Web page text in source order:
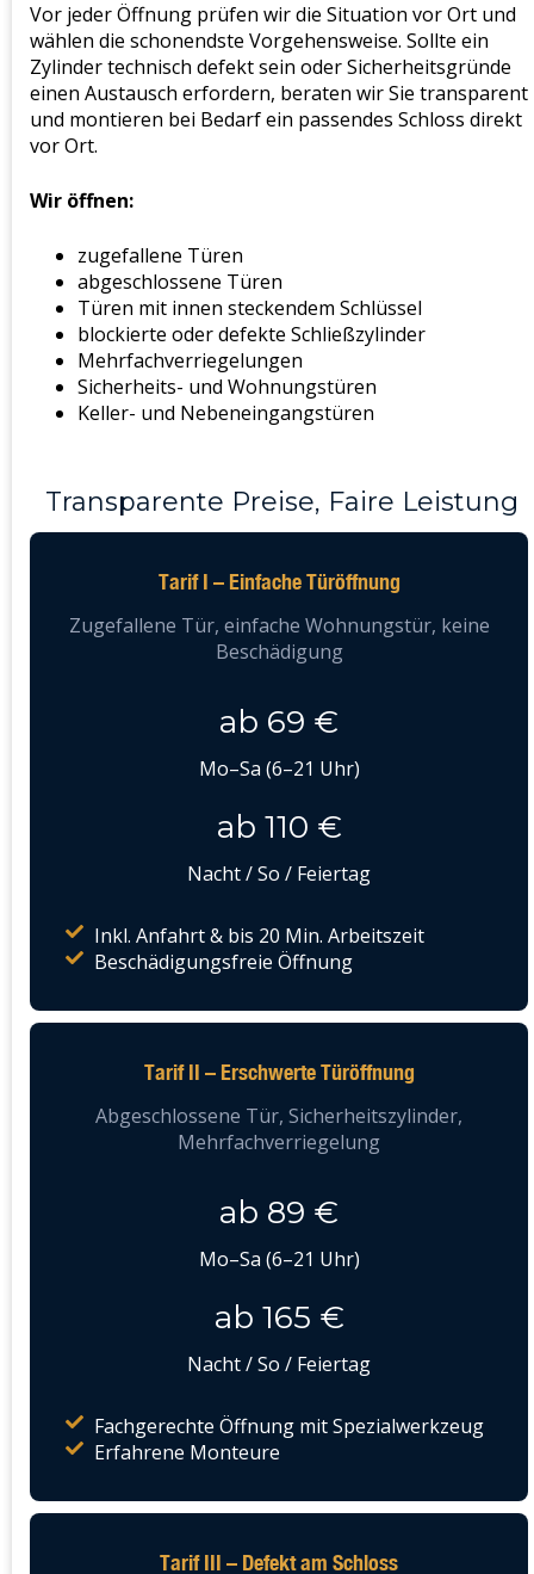
Vor jeder Öffnung prüfen wir die Situation vor Ort und
wählen die schonendste Vorgehensweise. Sollte ein
Zylinder technisch defekt sein oder Sicherheitsgründe
einen Austausch erfordern, beraten wir Sie transparent
und montieren bei Bedarf ein passendes Schloss direkt
vor Ort.
Wir öffnen:
zugefallene Türen
abgeschlossene Türen
Türen mit innen steckendem Schlüssel
blockierte oder defekte Schließzylinder
Mehrfachverriegelungen
Sicherheits- und Wohnungstüren
Keller- und Nebeneingangstüren
Transparente Preise, Faire Leistung
Tarif I – Einfache Türöffnung
Zugefallene Tür, einfache Wohnungstür, keine
Beschädigung
ab 69 €
Mo–Sa (6–21 Uhr)
ab 110 €
Nacht / So / Feiertag
Inkl. Anfahrt & bis 20 Min. Arbeitszeit
Beschädigungsfreie Öffnung
Tarif II – Erschwerte Türöffnung
Abgeschlossene Tür, Sicherheitszylinder,
Mehrfachverriegelung
ab 89 €
Mo–Sa (6–21 Uhr)
ab 165 €
Nacht / So / Feiertag
Fachgerechte Öffnung mit Spezialwerkzeug
Erfahrene Monteure
Tarif III – Defekt am Schloss